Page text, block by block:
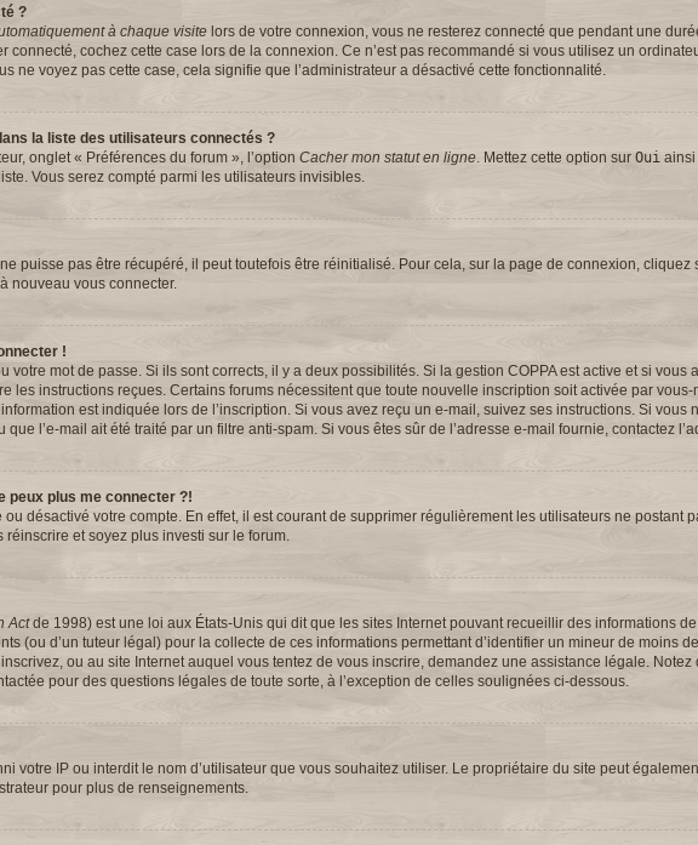
?
à chaque visite lors de votre connexion, vous ne resterez connecté que pendant une
connecté, cochez cette case lors de la connexion. Ce n’est pas recommandé si vous utilisez un
ne voyez pas cette case, cela signifie que l’administrateur a désactivé cette fonctionnalité.
la liste des utilisateurs connectés ?
onglet « Préférences du forum », l’option Cacher mon statut en ligne . Mettez cette option sur Oui ainsi
Vous serez compté parmi les utilisateurs invisibles.
puisse pas être récupéré, il peut toutefois être réinitialisé. Pour cela, sur la page de connexion, cliquez
nouveau vous connecter.
!
votre mot de passe. Si ils sont corrects, il y a deux possibilités. Si la gestion COPPA est active et si vous
les instructions reçues. Certains forums nécessitent que toute nouvelle inscription soit activée par vous-
est indiquée lors de l’inscription. Si vous avez reçu un e-mail, suivez ses instructions. Si vous
l’e-mail ait été traité par un filtre anti-spam. Si vous êtes sûr de l’adresse e-mail fournie, contactez
peux plus me connecter ?!
désactivé votre compte. En effet, il est courant de supprimer régulièrement les utilisateurs ne postant
et soyez plus investi sur le forum.
Actde 1998) est une loi aux États-Unis qui dit que les sites Internet pouvant recueillir des informations
(ou d’un tuteur légal) pour la collecte de ces informations permettant d’identifier un mineur de moins
ou au site Internet auquel vous tentez de vous inscrire, demandez une assistance légale. Notez
pour des questions légales de toute sorte, à l’exception de celles soulignées ci-dessous.
votre IP ou interdit le nom d’utilisateur que vous souhaitez utiliser. Le propriétaire du site peut
pour plus de renseignements.